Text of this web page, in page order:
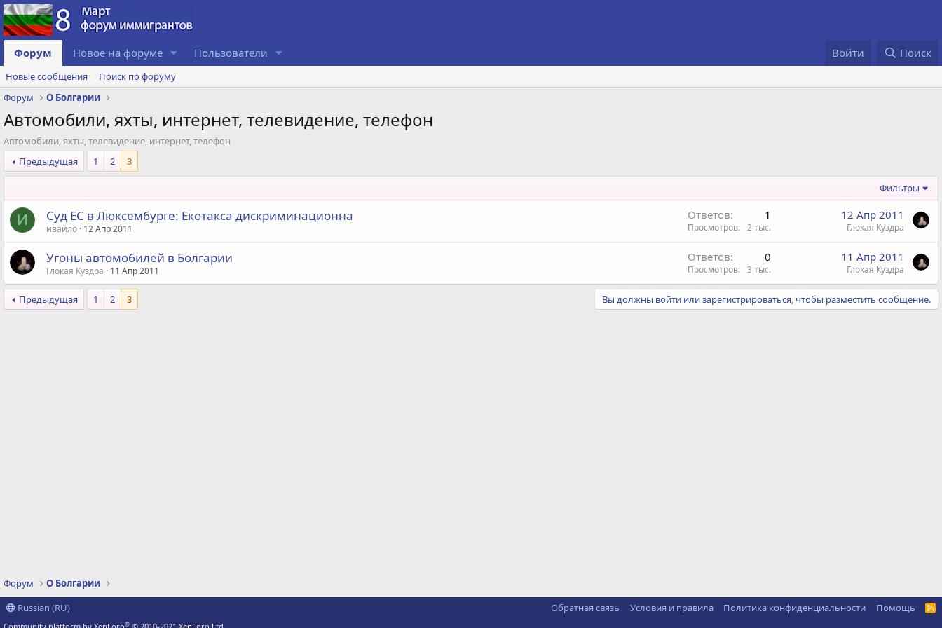
Форум Новое на форуме Пользователи Войти Поиск
Новые сообщения
Поиск по форуму
Форум
О Болгарии
Автомобили, яхты, интернет, телевидение, телефон
Автомобили, яхты, телевидение, интернет, телефон
Предыдущая
1 2 3
Фильтры
И Суд ЕС в Люксембурге: Екотакса дискриминационна
ивайло 12 Апр 2011
Ответов 1
Просмотров 2 тыс.
12 Апр 2011
Глокая Куздра
Угоны автомобилей в Болгарии
Глокая Куздра 11 Апр 2011
Ответов 0
Просмотров 3 тыс.
11 Апр 2011
Глокая Куздра
Предыдущая 1 2 3 Вы должны войти или зарегистрироваться, чтобы разместить сообщение.
Форум
О Болгарии
Russian (RU)
Обратная связь Условия и правила Политика конфиденциальности Помощь
R
®